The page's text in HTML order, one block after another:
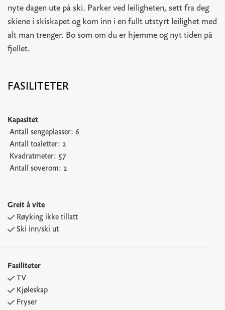
nyte dagen ute på ski. Parker ved leiligheten, sett fra deg
skiene i skiskapet og kom inn i en fullt utstyrt leilighet med
alt man trenger. Bo som om du er hjemme og nyt tiden på
fjellet.
FASILITETER
Kapasitet
Antall sengeplasser: 6
Antall toaletter: 2
Kvadratmeter: 57
Antall soverom: 2
Greit å vite
Røyking ikke tillatt
Ski inn/ski ut
Fasiliteter
TV
Kjøleskap
Fryser